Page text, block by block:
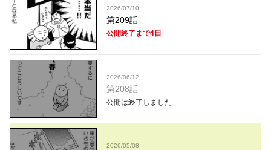
2026/07/10
第209話
公開終了まで4日
2026/06/12
第208話
公開は終了しました
2026/05/08